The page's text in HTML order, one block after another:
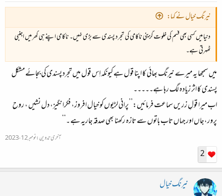
نیرنگ خیال نے کہا:
دنیا میں کسی بھی قسم کی خلوت گزینی ناکامی کی تجرد پسندی سے بڑی نہیں۔ ناکامی اپنے ہی گھر میں اجنبی
ٹھہرتی ہے۔
میں سمجھا یہ میرے نیرنگ بھائی کا اپنا قول ہے کیونکہ اِس قول میں تجرد پسندی کی بجائے مشکل
پسندی کا اثر زیادہ لگ رہا ہے۔۔۔۔۔
اب میرا قولِ زریں سماعت فرمائیں:’’پرانی لڑیوں کو خیال افروز، فکرانگیز، دل نشیں ، روح
پرور،جاں اور جہاں تاب باتوں سے تازہ رکھنا بھی صدقہ جاریہ ہے ۔‘‘
آخری تدوین:نومبر 12، 2023
2
نیرنگ خیال